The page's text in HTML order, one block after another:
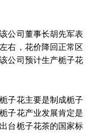
公司董事长胡先军表
右，花价降回正常区
公司预计生产栀子花
子花主要是制成栀子
子花产业发展肯定是
台栀子花茶的国家标